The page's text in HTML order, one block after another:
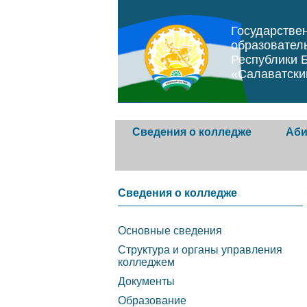
Республики
Сведения о колледже
Основные сведения
управления колледжем
Документы
Образование
Сведения о колледже
Основные сведения
Структура и органы управления
колледжем
Документы
Образование